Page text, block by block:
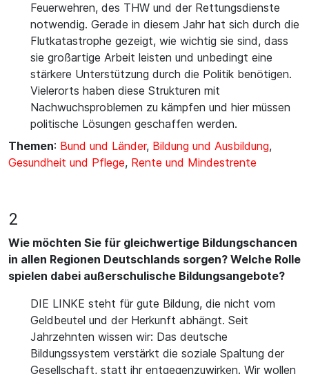
Feuerwehren, des THW und der Rettungsdienste
notwendig. Gerade in diesem Jahr hat sich durch die
Flutkatastrophe gezeigt, wie wichtig sie sind, dass
sie großartige Arbeit leisten und unbedingt eine
stärkere Unterstützung durch die Politik benötigen.
Vielerorts haben diese Strukturen mit
Nachwuchsproblemen zu kämpfen und hier müssen
politische Lösungen geschaffen werden.
Themen: Bund und Länder, Bildung und Ausbildung,
Gesundheit und Pflege, Rente und Mindestrente
2
Wie möchten Sie für gleichwertige Bildungschancen
in allen Regionen Deutschlands sorgen? Welche Rolle
spielen dabei außerschulische Bildungsangebote?
DIE LINKE steht für gute Bildung, die nicht vom
Geldbeutel und der Herkunft abhängt. Seit
Jahrzehnten wissen wir: Das deutsche
Bildungssystem verstärkt die soziale Spaltung der
Gesellschaft, statt ihr entgegenzuwirken. Wir wollen